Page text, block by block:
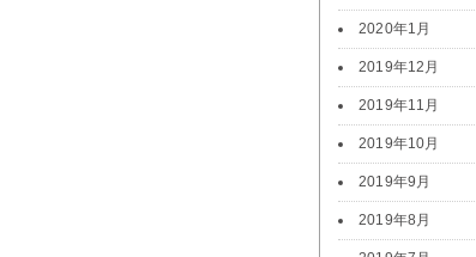
2020年1月
2019年12月
2019年11月
2019年10月
2019年9月
2019年8月